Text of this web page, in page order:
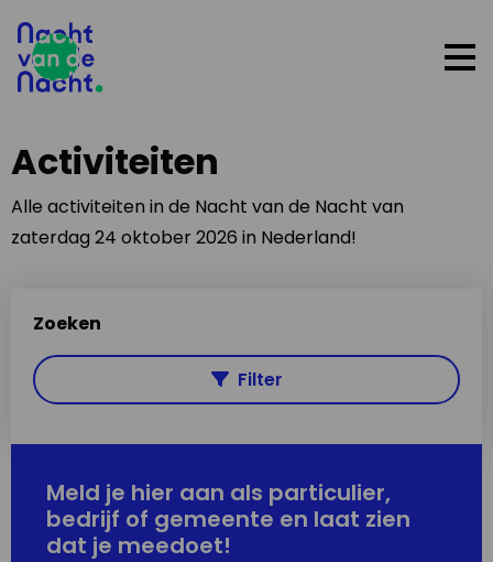
Activiteiten
Alle activiteiten in de Nacht van de Nacht van
zaterdag 24 oktober 2026 in Nederland!
Zoeken
Filter
Meld je hier aan als particulier,
bedrijf of gemeente en laat zien
dat je meedoet!